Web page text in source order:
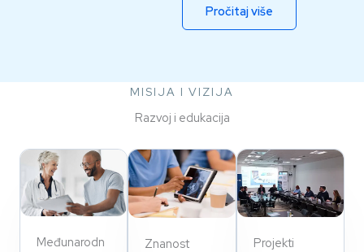
Pročitaj više
MISIJA I VIZIJA
Razvoj i edukacija
Međunarodn
Znanost
Projekti